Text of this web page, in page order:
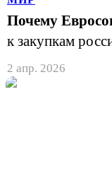
Почему
к закупкам
2 апр. 2026